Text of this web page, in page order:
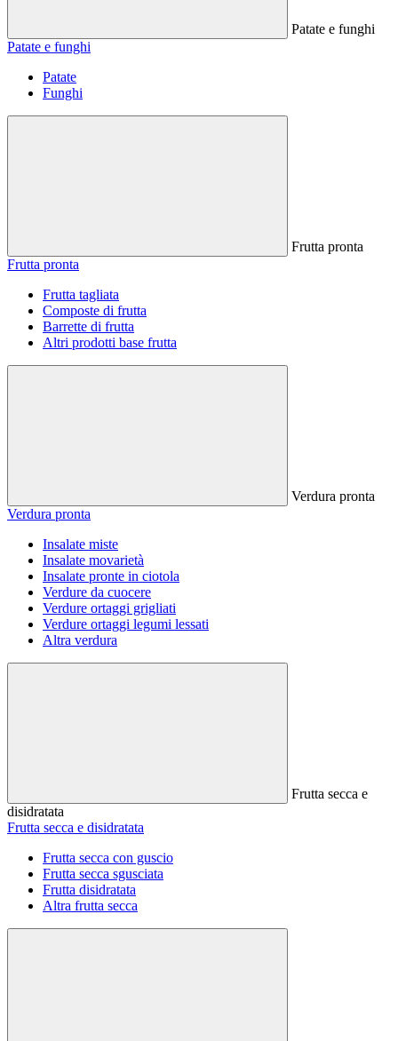
Patate e funghi
Patate e funghi
Patate
Funghi
Frutta pronta
Frutta pronta
Frutta tagliata
Composte di frutta
Barrette di frutta
Altri prodotti base frutta
Verdura pronta
Verdura pronta
Insalate miste
Insalate movarietà
Insalate pronte in ciotola
Verdure da cuocere
Verdure ortaggi grigliati
Verdure ortaggi legumi lessati
Altra verdura
Frutta secca e
disidratata
Frutta secca e disidratata
Frutta secca con guscio
Frutta secca sgusciata
Frutta disidratata
Altra frutta secca